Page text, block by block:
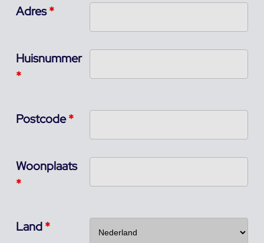
Adres*
Huisnummer
*
Postcode*
Woonplaats
*
Land*